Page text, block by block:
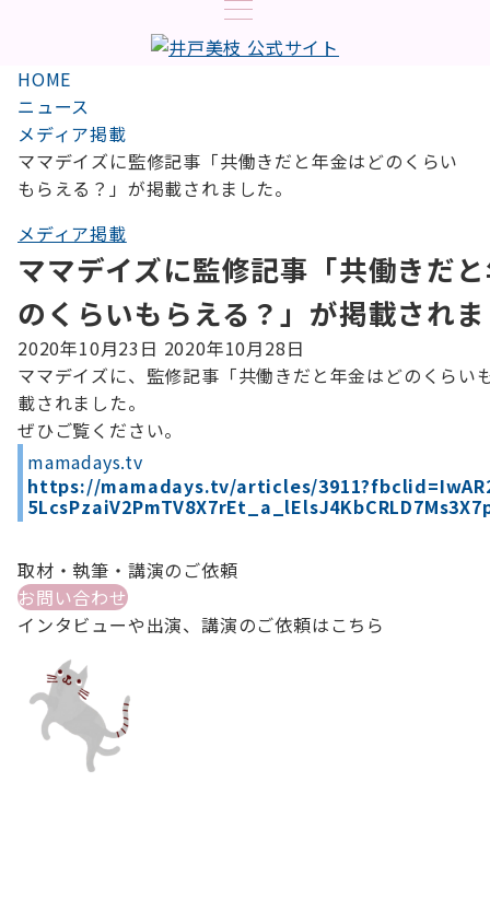
HOME
ニュース
メディア掲載
ママデイズに監修記事「共働きだと年金はどのくらい
もらえる？」が掲載されました。
メディア掲載
ママデイズに監修記事「共働きだ
のくらいもらえる？」が掲載され
2020年10月23日 2020年10月28日
ママデイズに、監修記事「共働きだと年金はどのくらい
載されました。
ぜひご覧ください。
mamadays.tv
https://mamadays.tv/articles/
取材・執筆・講演のご依頼
お問い合わせ
インタビューや出演、講演のご依頼はこちら